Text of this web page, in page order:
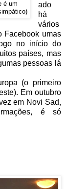
é um
ado
há
vários
Facebook umas
no início do
países, mas
pessoas lá
(o primeiro
Em outubro
em Novi Sad,
é só